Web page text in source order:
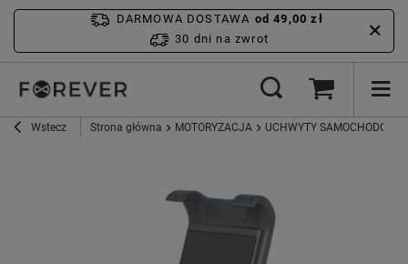
DARMOWA DOSTAWA od 49,00 zł
30 dni na zwrot
Wstecz Strona główna MOTORYZACJA UCHWYTY SAMOCHODOWE